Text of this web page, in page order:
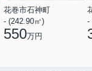
花巻市石神町
- (242.90㎡)
550万円
-